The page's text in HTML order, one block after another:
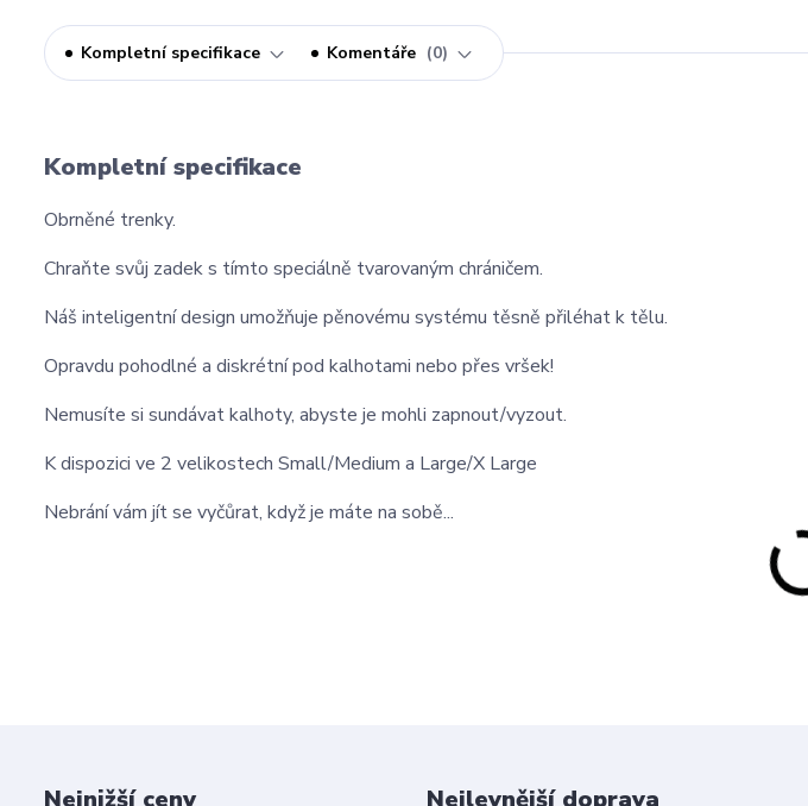
Kompletní specifikace Komentáře 0
Kompletní specifikace
Obrněné trenky.
Chraňte svůj zadek s tímto speciálně tvarovaným chráničem.
Náš inteligentní design umožňuje pěnovému systému těsně přiléhat k tělu.
Opravdu pohodlné a diskrétní pod kalhotami nebo přes vršek!
Nemusíte si sundávat kalhoty, abyste je mohli zapnout/vyzout.
K dispozici ve 2 velikostech Small/Medium a Large/X Large
Nebrání vám jít se vyčůrat, když je máte na sobě...
Nejnižší ceny Nejlevnější doprava